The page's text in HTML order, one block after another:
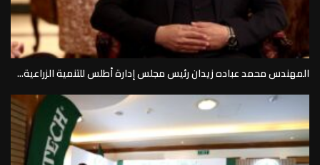
المهندس محمد عباده زيدان رئيس مجلس إدارة أطلس للتنمية الزراعية...